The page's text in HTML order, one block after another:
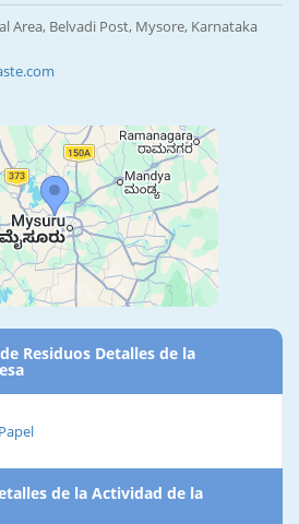
Area, Belvadi Post, Mysore, Karnataka
Residuos Detalles de la
de la Actividad de la